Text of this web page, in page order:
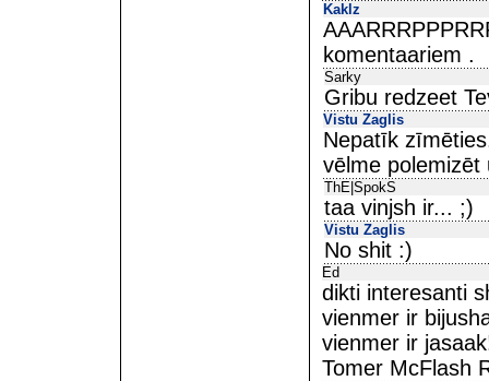
Kaklz
komentaariem .
Sarky
Gribu redzeet
Vistu Zaglis
Nepatīk
vēlme
ThE|SpokS
taa vinjsh ir... ;)
Vistu Zaglis
No shit :)
Ed
dikti interesanti
vienmer ir
vienmer ir
Tomer McFlash